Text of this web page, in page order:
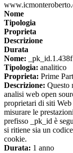
Nome
Tipologia
Proprieta
Descrizione
Durata
Nome: _pk_id.1.438f
Tipologia: analitico
Proprieta: Prime
Descrizione: Questo
analisi web open
proprietari di siti
misurare le
prefisso _pk_id è
si ritiene sia un
cookie.
Durata: 1 anno